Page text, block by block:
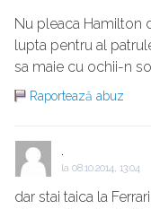
Nu pleaca Hamilton
lupta pentru al
sa maie cu ochii-n
Raportează abuz
.
la 08.10.2014, 13:04
dar stai taica la